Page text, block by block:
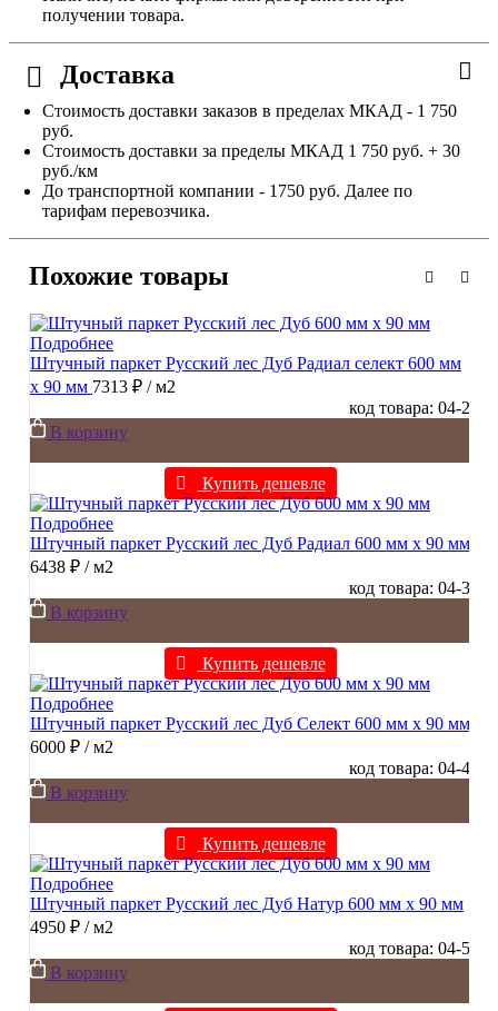
получении товара.
Доставка
Стоимость доставки заказов в пределах МКАД - 1 750
руб.
Стоимость доставки за пределы МКАД 1 750 руб. + 30
руб./км
До транспортной компании - 1750 руб. Далее по
тарифам перевозчика.
Похожие товары
Подробнее
Штучный паркет Русский лес Дуб Радиал cелект 600 мм
х 90 мм 7313 ₽ / м2
код товара: 04-2
В корзину
Купить дешевле
Подробнее
Штучный паркет Русский лес Дуб Радиал 600 мм х 90 мм
6438 ₽ / м2
код товара: 04-3
В корзину
Купить дешевле
Подробнее
Штучный паркет Русский лес Дуб Селект 600 мм х 90 мм
6000 ₽ / м2
код товара: 04-4
В корзину
Купить дешевле
Подробнее
Штучный паркет Русский лес Дуб Натур 600 мм х 90 мм
4950 ₽ / м2
код товара: 04-5
В корзину